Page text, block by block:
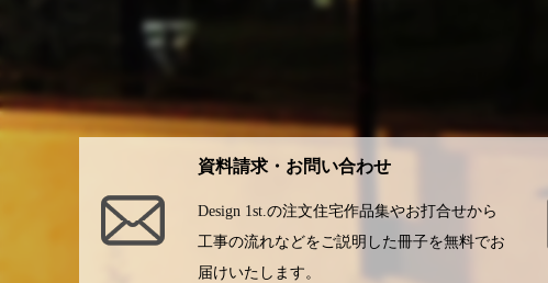
資料請求・お問い合わせ
Design 1st.の注文住宅作品集やお打合せから
工事の流れなどをご説明した冊子を無料でお
届けいたします。